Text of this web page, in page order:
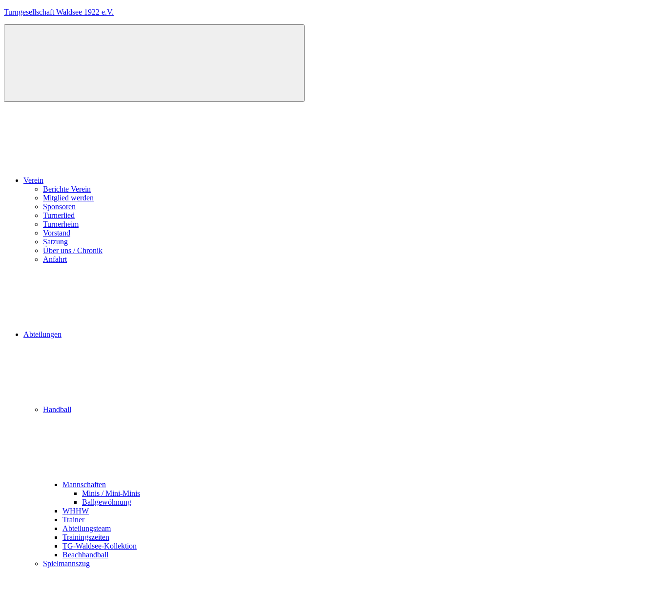
Zum
Turngesellschaft Waldsee 1922 e.V.
Menü
Verein
Berichte Verein
Mitglied werden
Sponsoren
Turnerlied
Turnerheim
Vorstand
Satzung
Über uns / Chronik
Anfahrt
Abteilungen
Handball
Mannschaften
Minis / Mini-Minis
Ballgewöhnung
WHHW
Trainer
Abteilungsteam
Trainingszeiten
TG-Waldsee-Kollektion
Beachhandball
Spielmannszug